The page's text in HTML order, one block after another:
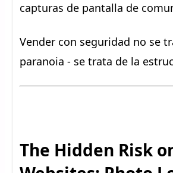
capturas de pantalla de
Vender con seguridad no se
paranoia - se trata de la
The Hidden Risk